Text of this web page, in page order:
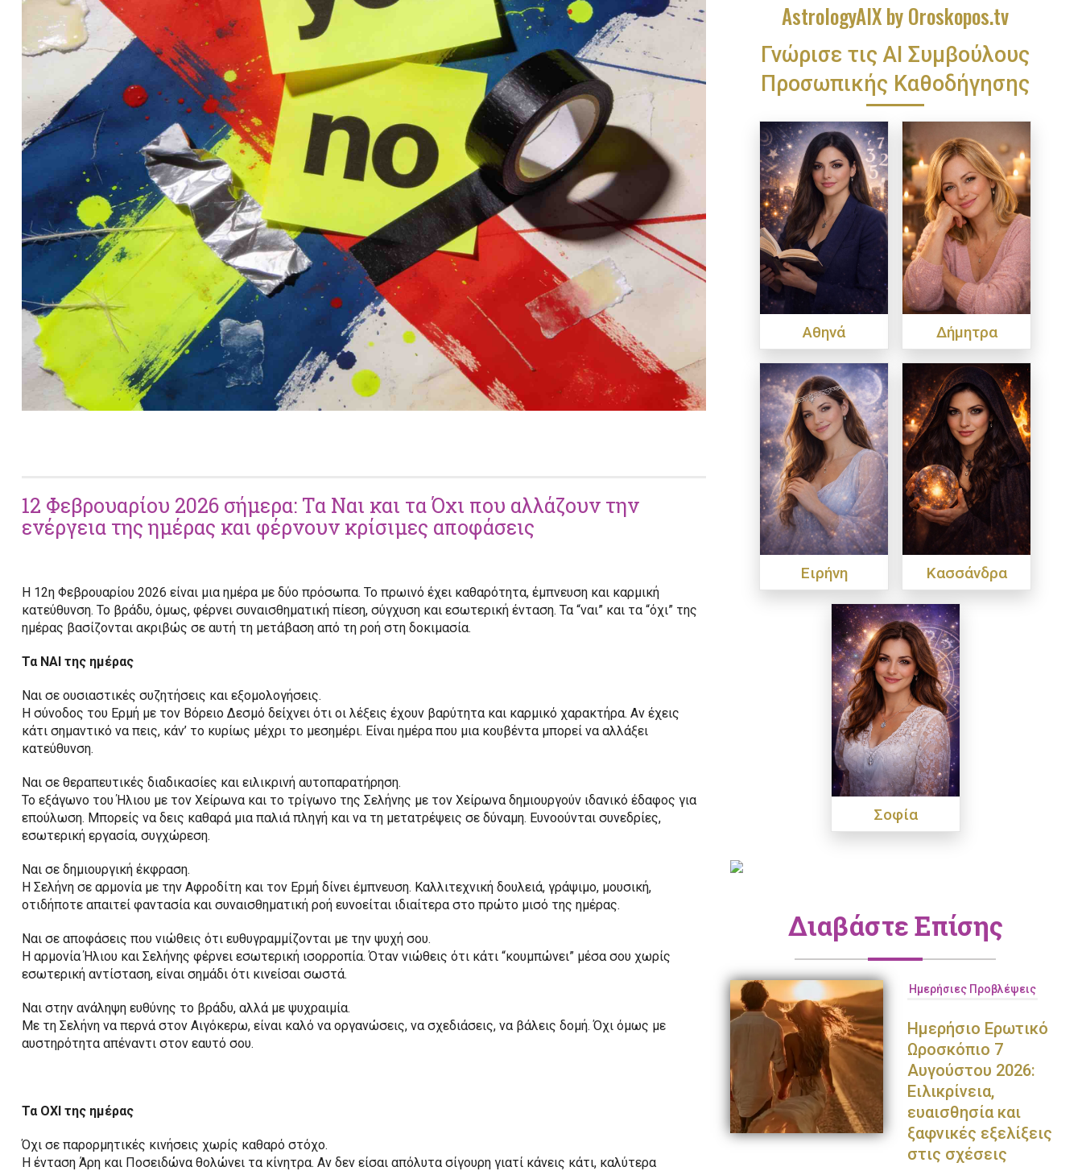
12 Φεβρουαρίου 2026 σήμερα: Τα Ναι και τα Όχι που αλλάζουν την
ενέργεια της ημέρας και φέρνουν κρίσιμες αποφάσεις
Η 12η Φεβρουαρίου 2026 είναι μια ημέρα με δύο πρόσωπα. Το πρωινό έχει καθαρότητα, έμπνευση και καρμική
κατεύθυνση. Το βράδυ, όμως, φέρνει συναισθηματική πίεση, σύγχυση και εσωτερική ένταση. Τα “ναι” και τα “όχι” της
ημέρας βασίζονται ακριβώς σε αυτή τη μετάβαση από τη ροή στη δοκιμασία.
Τα ΝΑΙ της ημέρας
Ναι σε ουσιαστικές συζητήσεις και εξομολογήσεις.
Η σύνοδος του Ερμή με τον Βόρειο Δεσμό δείχνει ότι οι λέξεις έχουν βαρύτητα και καρμικό χαρακτήρα. Αν έχεις
κάτι σημαντικό να πεις, κάν’ το κυρίως μέχρι το μεσημέρι. Είναι ημέρα που μια κουβέντα μπορεί να αλλάξει
κατεύθυνση.
Ναι σε θεραπευτικές διαδικασίες και ειλικρινή αυτοπαρατήρηση.
Το εξάγωνο του Ήλιου με τον Χείρωνα και το τρίγωνο της Σελήνης με τον Χείρωνα δημιουργούν ιδανικό έδαφος για
επούλωση. Μπορείς να δεις καθαρά μια παλιά πληγή και να τη μετατρέψεις σε δύναμη. Ευνοούνται συνεδρίες,
εσωτερική εργασία, συγχώρεση.
Ναι σε δημιουργική έκφραση.
Η Σελήνη σε αρμονία με την Αφροδίτη και τον Ερμή δίνει έμπνευση. Καλλιτεχνική δουλειά, γράψιμο, μουσική,
οτιδήποτε απαιτεί φαντασία και συναισθηματική ροή ευνοείται ιδιαίτερα στο πρώτο μισό της ημέρας.
Ναι σε αποφάσεις που νιώθεις ότι ευθυγραμμίζονται με την ψυχή σου.
Η αρμονία Ήλιου και Σελήνης φέρνει εσωτερική ισορροπία. Όταν νιώθεις ότι κάτι “κουμπώνει” μέσα σου χωρίς
εσωτερική αντίσταση, είναι σημάδι ότι κινείσαι σωστά.
Ναι στην ανάληψη ευθύνης το βράδυ, αλλά με ψυχραιμία.
Με τη Σελήνη να περνά στον Αιγόκερω, είναι καλό να οργανώσεις, να σχεδιάσεις, να βάλεις δομή. Όχι όμως με
αυστηρότητα απέναντι στον εαυτό σου.
Τα ΟΧΙ της ημέρας
Όχι σε παρορμητικές κινήσεις χωρίς καθαρό στόχο.
Η ένταση Άρη και Ποσειδώνα θολώνει τα κίνητρα. Αν δεν είσαι απόλυτα σίγουρη γιατί κάνεις κάτι, καλύτερα
AstrologyAIX by Oroskopos.tv
Γνώρισε τις ΑΙ Συμβούλους
Προσωπικής Καθοδήγησης
Αθηνά Δήμητρα
Ειρήνη Κασσάνδρα
Σοφία
Διαβάστε Επίσης
Ημερήσιες Προβλέψεις
Ημερήσιο Ερωτικό
Ωροσκόπιο 7
Αυγούστου 2026:
Ειλικρίνεια,
ευαισθησία και
ξαφνικές εξελίξεις
στις σχέσεις